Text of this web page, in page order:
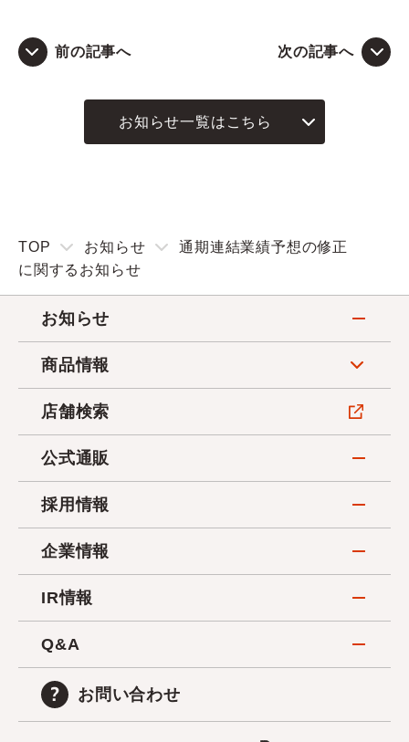
前の記事へ 次の記事へ
お知らせ一覧はこちら
TOP お知らせ
通期連結業績予想の修正
に関するお知らせ
お知らせ
商品情報
店舗検索
公式通販
採用情報
企業情報
IR情報
Q&A
お問い合わせ